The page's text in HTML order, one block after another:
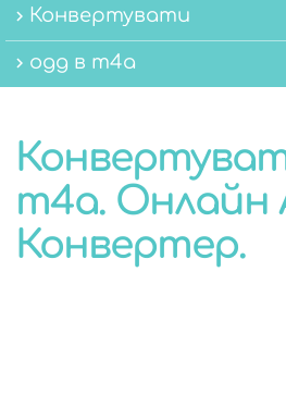
АУДІО
Конвертувати
ogg в m4a
m4a. Онлайн
Конвертер.